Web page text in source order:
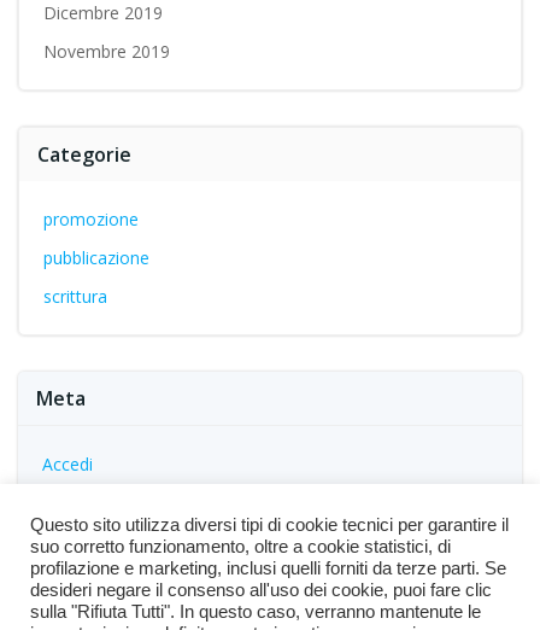
Dicembre 2019
Novembre 2019
Categorie
promozione
pubblicazione
scrittura
Meta
Accedi
Feed dei commenti
WordPress.org
Questo sito utilizza diversi tipi di cookie tecnici per garantire il
suo corretto funzionamento, oltre a cookie statistici, di
profilazione e marketing, inclusi quelli forniti da terze parti. Se
desideri negare il consenso all'uso dei cookie, puoi fare clic
sulla "Rifiuta Tutti". In questo caso, verranno mantenute le